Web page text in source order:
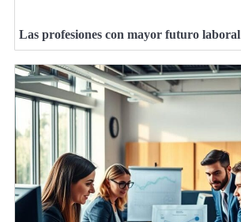
Las profesiones con mayor futuro laboral